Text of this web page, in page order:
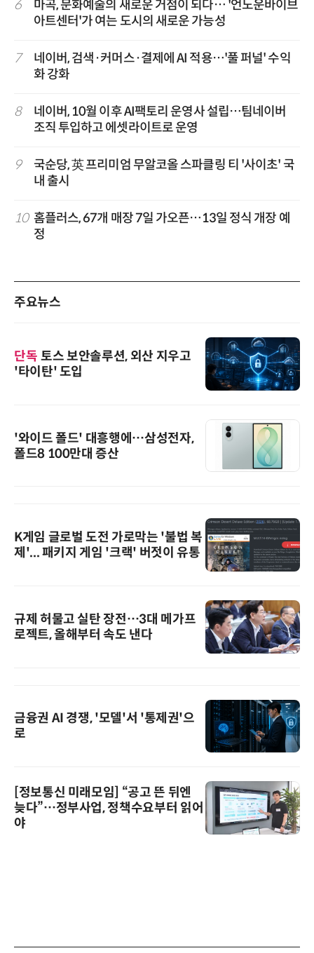
6
마곡, 문화예술의 새로운 거점이 되다… '언노운바이브
아트센터'가 여는 도시의 새로운 가능성
7
네이버, 검색·커머스·결제에 AI 적용…'풀 퍼널' 수익
화 강화
8
네이버, 10월 이후 AI팩토리 운영사 설립…팀네이버
조직 투입하고 에셋라이트로 운영
9
국순당, 英 프리미엄 무알코올 스파클링 티 '사이초' 국
내 출시
10 홈플러스, 67개 매장 7일 가오픈…13일 정식 개장 예
정
주요뉴스
단독 토스 보안솔루션, 외산 지우고
'타이탄' 도입
'와이드 폴드' 대흥행에…삼성전자,
폴드8 100만대 증산
K게임 글로벌 도전 가로막는 '불법 복
제'... 패키지 게임 '크랙' 버젓이 유통
규제 허물고 실탄 장전…3대 메가프
로젝트, 올해부터 속도 낸다
금융권 AI 경쟁, '모델'서 '통제권'으
로
[정보통신 미래모임] “공고 뜬 뒤엔
늦다”…정부사업, 정책수요부터 읽어
야